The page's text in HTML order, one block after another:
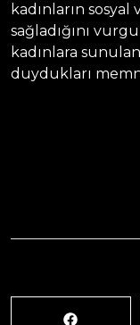
kadınların
sağladığını
kadınlara
duydukları